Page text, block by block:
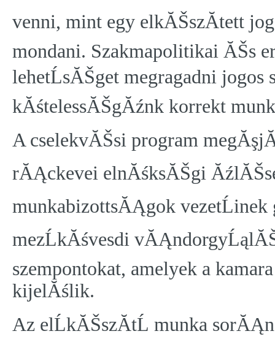
venni, mint egy elkĂŠszĂ­tett
mondani. Szakmapolitikai ĂŠs
lehetĹsĂŠget megragadni
kĂśtelessĂŠgĂźnk korrekt
A cselekvĂŠsi program
rĂĄckevei elnĂśksĂŠgi
munkabizottsĂĄgok
mezĹkĂśvesdi
szempontokat, amelyek a
kijelĂślik.
Az elĹkĂŠszĂ­tĹ munka